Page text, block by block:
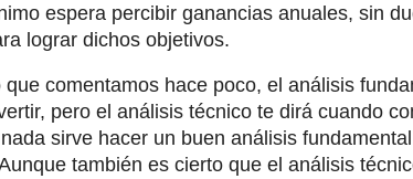
espera percibir ganancias anuales, sin
lograr dichos objetivos.
comentamos hace poco, el análisis
pero el análisis técnico te dirá cuando
sirve hacer un buen análisis
también es cierto que el análisis